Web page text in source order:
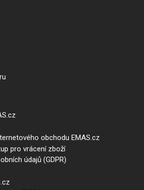
obchodu EMAS.cz
pro vrácení zboží
údajů (GDPR)